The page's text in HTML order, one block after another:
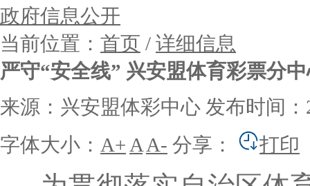
政府信息公开
当前位置： 首页 / 详细信息
严守“安全线” 兴安盟体育彩票分
来源：兴安盟体彩中心 发布时间：
字体大小： A+ A A- 分享： 打印